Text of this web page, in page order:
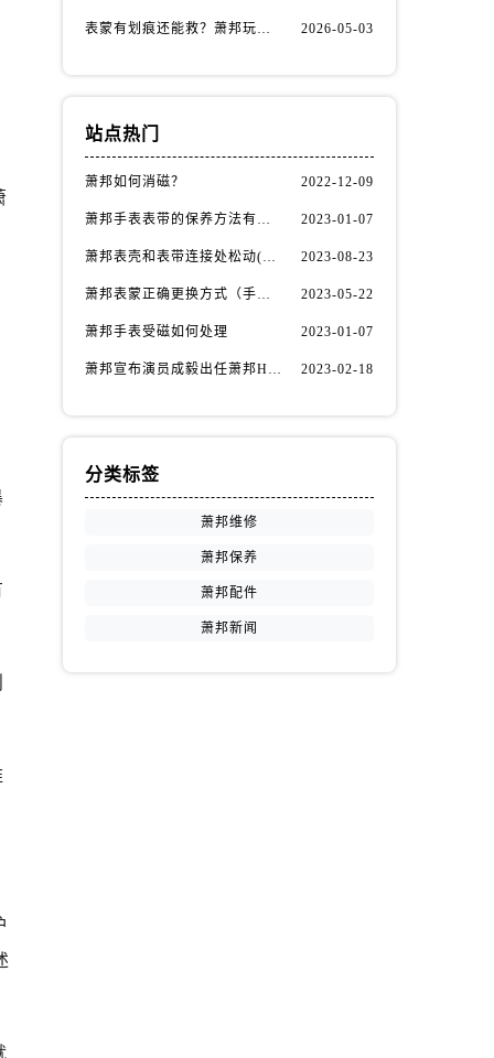
表蒙有划痕还能救？萧邦玩家都在用的修复方法 2026-05-03
站点热门
萧邦如何消磁？ 2022-12-09
萧邦手表表带的保养方法有哪些？ 2023-01-07
萧邦表壳和表带连接处松动(如何自行修复) 2023-08-23
萧邦表蒙正确更换方式（手表表蒙更换知识） 2023-05-22
萧邦手表受磁如何处理 2023-01-07
萧邦宣布演员成毅出任萧邦Happy Diamonds系列品牌大使 2023-02-18
分类标签
萧邦维修
萧邦保养
萧邦配件
萧邦新闻